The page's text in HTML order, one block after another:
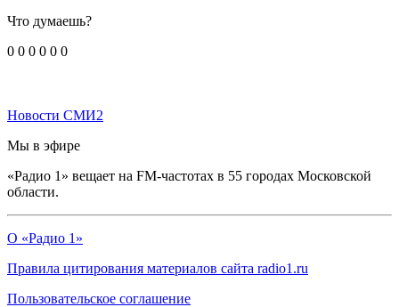
Что думаешь?
0 0 0 0 0 0
Новости СМИ2
Мы в эфире
«Радио 1» вещает на FM-частотах в 55 городах Московской
области.
О «Радио 1»
Правила цитирования материалов сайта radio1.ru
Пользовательское соглашение